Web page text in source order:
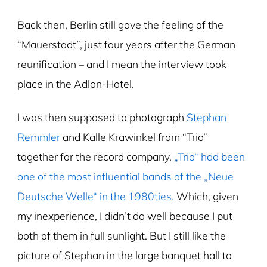
Back then, Berlin still gave the feeling of the
“Mauerstadt”, just four years after the German
reunification – and I mean the interview took
place in the Adlon-Hotel.
I was then supposed to photograph Stephan
Remmler and Kalle Krawinkel from “Trio”
together for the record company. „Trio“ had been
one of the most influential bands of the „Neue
Deutsche Welle“ in the 1980ties. Which, given
my inexperience, I didn’t do well because I put
both of them in full sunlight. But I still like the
picture of Stephan in the large banquet hall to